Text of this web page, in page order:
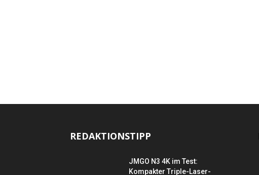
REDAKTIONSTIPP
JMGO N3 4K im Test:
Kompakter Triple-Laser-